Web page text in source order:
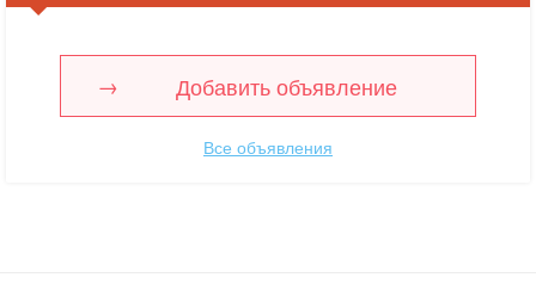
Добавить объявление
Все объявления